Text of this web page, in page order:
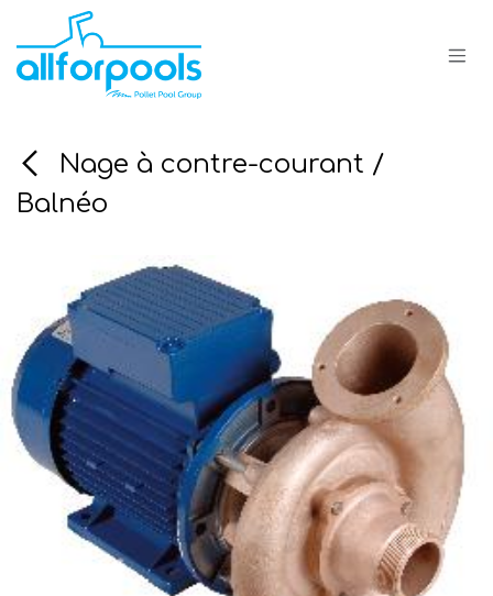
Se rendre au contenu
Nage à contre-courant /
Balnéo